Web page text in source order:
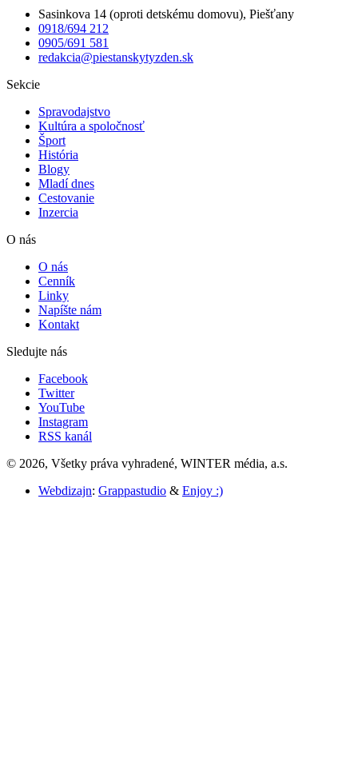
Sasinkova 14 (oproti detskému domovu), Piešťany
0918/694 212
0905/691 581
redakcia@piestanskytyzden.sk
Sekcie
Spravodajstvo
Kultúra a spoločnosť
Šport
História
Blogy
Mladí dnes
Cestovanie
Inzercia
O nás
O nás
Cenník
Linky
Napíšte nám
Kontakt
Sledujte nás
Facebook
Twitter
YouTube
Instagram
RSS kanál
© 2026, Všetky práva vyhradené, WINTER média, a.s.
Webdizajn: Grappastudio & Enjoy :)